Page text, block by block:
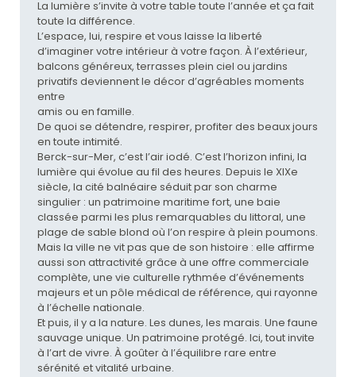
La lumière s’invite à votre table toute l’année et ça fait
toute la différence.
L’espace, lui, respire et vous laisse la liberté
d’imaginer votre intérieur à votre façon. À l’extérieur,
balcons généreux, terrasses plein ciel ou jardins
privatifs deviennent le décor d’agréables moments
entre
amis ou en famille.
De quoi se détendre, respirer, profiter des beaux jours
en toute intimité.
Berck-sur-Mer, c’est l’air iodé. C’est l’horizon infini, la
lumière qui évolue au fil des heures. Depuis le XIXe
siècle, la cité balnéaire séduit par son charme
singulier : un patrimoine maritime fort, une baie
classée parmi les plus remarquables du littoral, une
plage de sable blond où l’on respire à plein poumons.
Mais la ville ne vit pas que de son histoire : elle affirme
aussi son attractivité grâce à une offre commerciale
complète, une vie culturelle rythmée d’événements
majeurs et un pôle médical de référence, qui rayonne
à l’échelle nationale.
Et puis, il y a la nature. Les dunes, les marais. Une faune
sauvage unique. Un patrimoine protégé. Ici, tout invite
à l’art de vivre. À goûter à l’équilibre rare entre
sérénité et vitalité urbaine.